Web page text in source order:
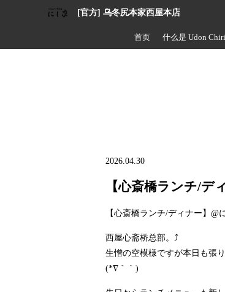
[官方] 乌冬尻本家西屋本店
首页 什么是 Udon
2026.04.30
【心斎橋ランチ/デ
【心斎橋ランチ/ディナー】@
西屋心斋桥总部。⤴️
生憎の空模様ですが本日も張り
(*∇｀｀)